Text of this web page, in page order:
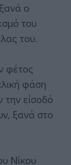
ο
του
του.
φέτος
φάση
την είσοδό
ξανά στο
Νίκου